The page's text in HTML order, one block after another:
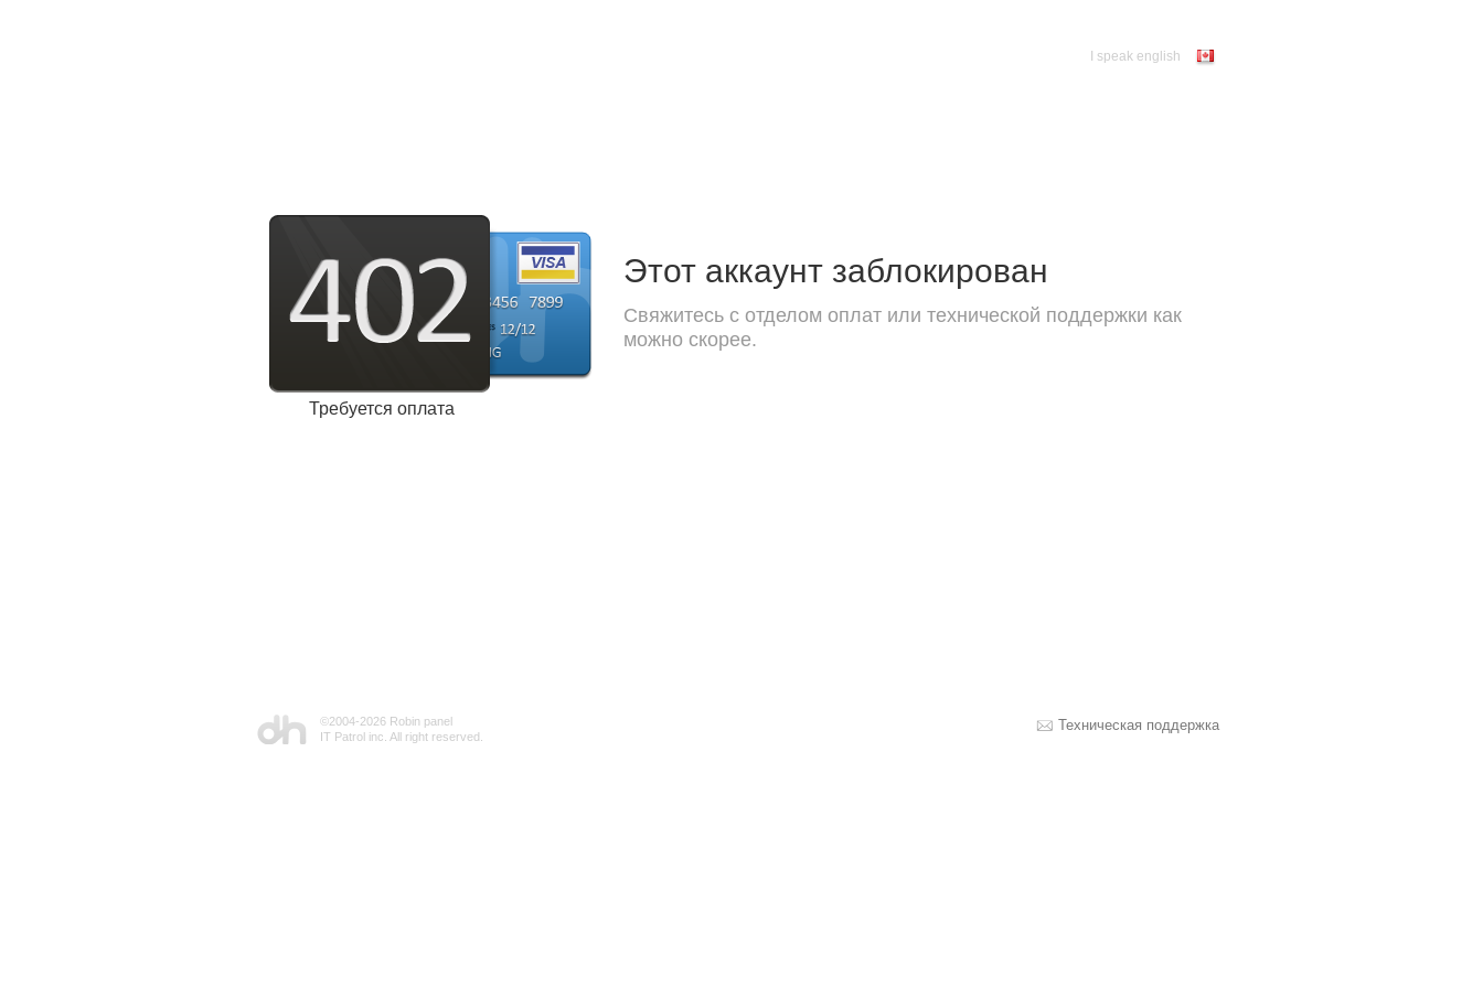
I speak english
Требуется оплата
Этот аккаунт заблокирован
Свяжитесь с отделом оплат или технической поддержки как
можно скорее.
Техническая поддержка
©2004-2026 Robin panel
IT Patrol inc. All right reserved.